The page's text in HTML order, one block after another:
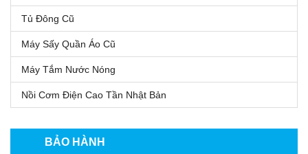
Tủ Đông Cũ
Máy Sấy Quần Áo Cũ
Máy Tắm Nước Nóng
Nồi Cơm Điện Cao Tần Nhật Bản
BẢO HÀNH